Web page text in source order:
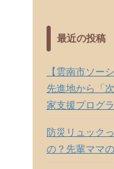
最近の投稿
【雲南市ソー
先進地から「
家支援プログ
防災リュック
の？先輩ママ